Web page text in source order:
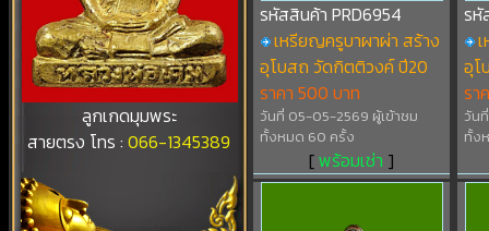
ลูกเกดมุมพระ
สายตรง โทร :066-1345389
รหัสสินค้า PRD6954
เหรียญครูบาผาผ่า สร้าง
อุโบสถ วัดกิตติวงค์ ปี20
ราคา 500 บาท
วันที่ 05-05-2569 ผู้เข้าชม
ทั้งหมด 60 ครั้ง
[พร้อมเช่า ]
รหั
อุโ
รา
วัน
ทั้ง